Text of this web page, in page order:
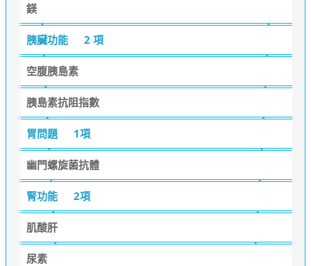
鎂
胰臟功能 2 項
空腹胰島素
胰島素抗阻指數
胃問題 1項
幽門螺旋菌抗體
腎功能 2項
肌酸肝
尿素